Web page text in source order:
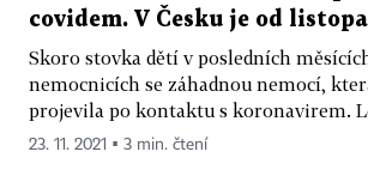
covidem. V Česku je od
Skoro stovka dětí v posledních
nemocnicích se záhadnou nemocí,
projevila po kontaktu s koronavirem.
23. 11. 2021 ▪ 3 min. čtení